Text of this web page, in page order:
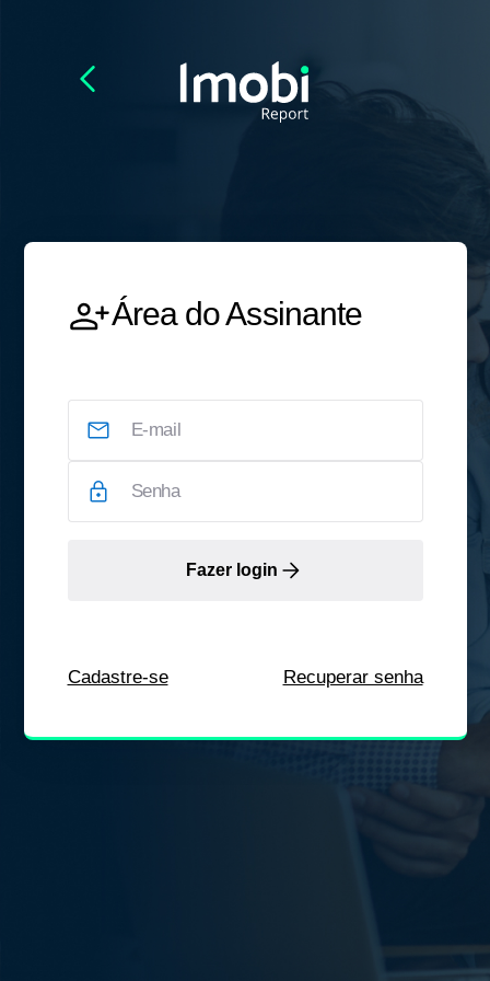
Área do Assinante
Fazer login
Cadastre-se Recuperar senha